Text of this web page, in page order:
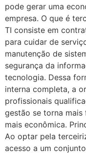
pode gerar uma
empresa. O que é
TI consiste em
para cuidar de
manutenção de
segurança da
tecnologia. Dessa
interna completa, a
profissionais
gestão se torna mais
mais econômica.
Ao optar pela
acesso a um